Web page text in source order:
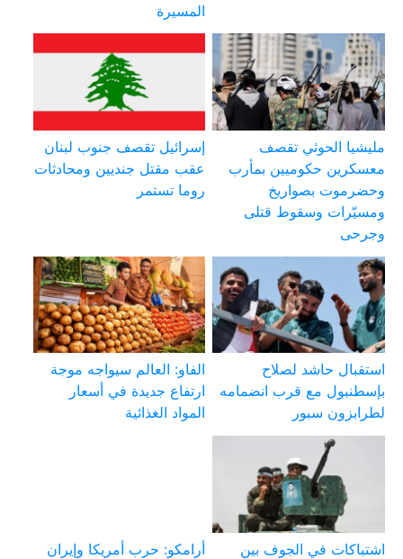
المسيرة
مليشيا الحوثي تقصف
معسكرين حكوميين بمأرب
وحضرموت بصواريخ
ومسيّرات وسقوط قتلى
وجرحى
إسرائيل تقصف جنوب لبنان
عقب مقتل جنديين ومحادثات
روما تستمر
استقبال حاشد لصلاح
بإسطنبول مع قرب انضمامه
لطرابزون سبور
الفاو: العالم سيواجه موجة
ارتفاع جديدة في أسعار
المواد الغذائية
اشتباكات في الجوف بين
أرامكو: حرب أمريكا وإيران